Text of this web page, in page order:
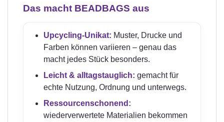
Das macht BEADBAGS aus
Upcycling-Unikat: Muster, Drucke und
Farben können variieren – genau das
macht jedes Stück besonders.
Leicht & alltagstauglich: gemacht für
echte Nutzung, Ordnung und unterwegs.
Ressourcenschonend:
wiederverwertete Materialien bekommen